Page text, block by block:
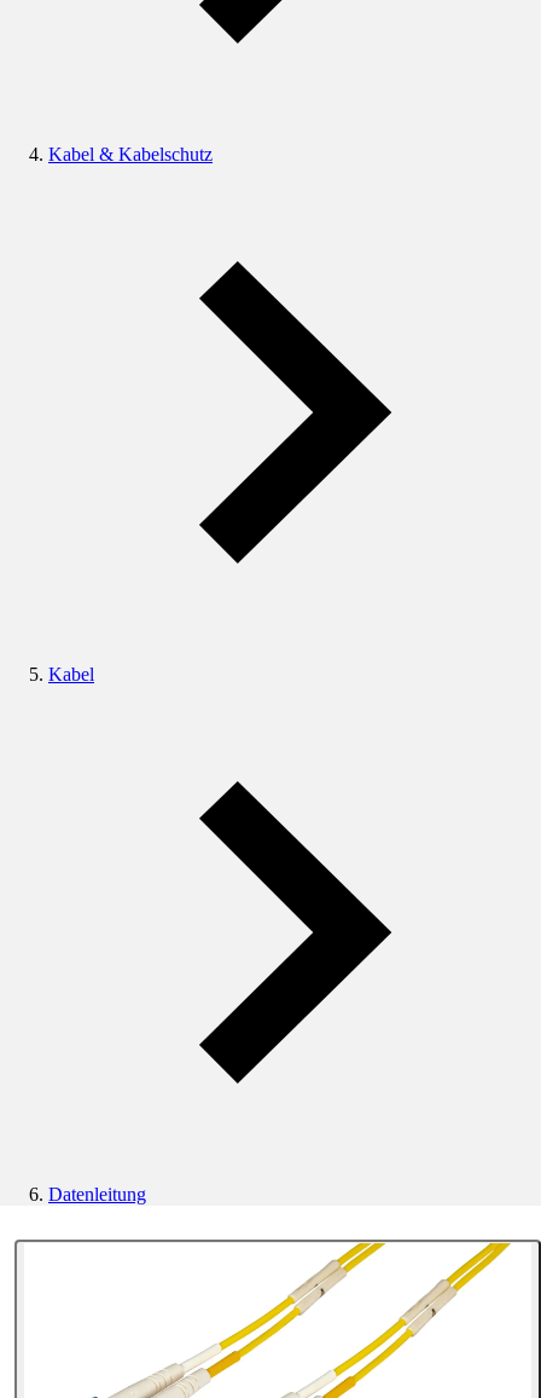
Kabel & Kabelschutz
Kabel
Datenleitung